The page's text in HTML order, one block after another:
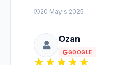
20 Mayıs 2025
Ozan
GOOGLE